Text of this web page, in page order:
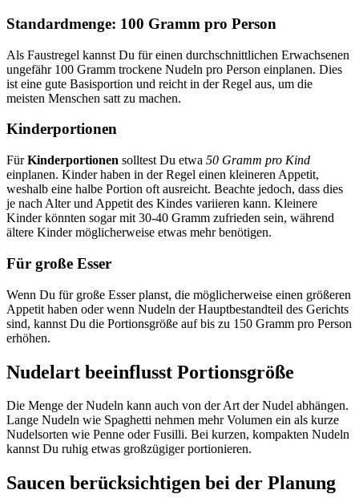
Standardmenge: 100 Gramm pro Person
Als Faustregel kannst Du für einen durchschnittlichen Erwachsenen
ungefähr 100 Gramm trockene Nudeln pro Person einplanen. Dies
ist eine gute Basisportion und reicht in der Regel aus, um die
meisten Menschen satt zu machen.
Kinderportionen
FürKinderportionen solltest Du etwa 50 Gramm pro Kind
einplanen. Kinder haben in der Regel einen kleineren Appetit,
weshalb eine halbe Portion oft ausreicht. Beachte jedoch, dass dies
je nach Alter und Appetit des Kindes variieren kann. Kleinere
Kinder könnten sogar mit 30-40 Gramm zufrieden sein, während
ältere Kinder möglicherweise etwas mehr benötigen.
Für große Esser
Wenn Du für große Esser planst, die möglicherweise einen größeren
Appetit haben oder wenn Nudeln der Hauptbestandteil des Gerichts
sind, kannst Du die Portionsgröße auf bis zu 150 Gramm pro Person
erhöhen.
Nudelart beeinflusst Portionsgröße
Die Menge der Nudeln kann auch von der Art der Nudel abhängen.
Lange Nudeln wie Spaghetti nehmen mehr Volumen ein als kurze
Nudelsorten wie Penne oder Fusilli. Bei kurzen, kompakten Nudeln
kannst Du ruhig etwas großzügiger portionieren.
Saucen berücksichtigen bei der Planung